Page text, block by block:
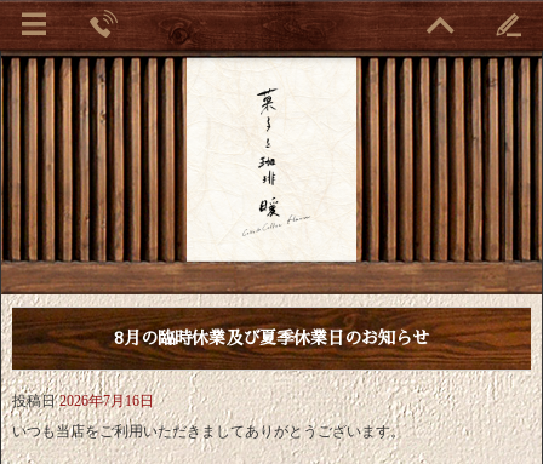
8月の臨時休業及び夏季休業日のお知らせ
投稿日 2026年7月16日
いつも当店をご利用いただきましてありがとうございます。